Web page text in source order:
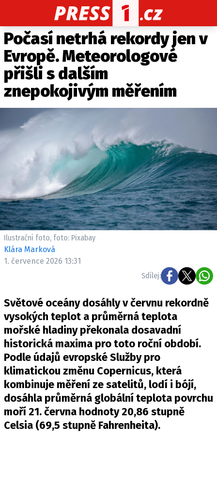
CELEBRITY NOVINKY SPORT POČASÍ
Máte příběh, fotku nebo video?
Pošlete e-mail na PRESS1.cz
O REDAKCI
KONTAKT
VYDAVATEL
Počasí netrhá rekordy jen v
Evropě. Meteorologové
přišli s dalším
znepokojivým měřením
Ilustrační foto, foto: Pixabay
Klára Marková
1. července 2026 13:31
Sdílej:
Světové oceány dosáhly v červnu rekordně
vysokých teplot a průměrná teplota
mořské hladiny překonala dosavadní
historická maxima pro toto roční období.
Podle údajů evropské Služby pro
klimatickou změnu Copernicus, která
kombinuje měření ze satelitů, lodí i bójí,
dosáhla průměrná globální teplota povrchu
moří 21. června hodnoty 20,86 stupně
Celsia (69,5 stupně Fahrenheita).